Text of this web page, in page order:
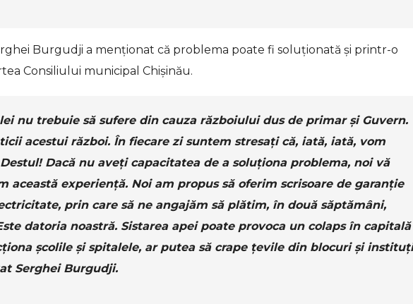
Burgudji a menționat că problema poate fi soluționată și printr-o
Consiliului municipal Chișinău.
nu trebuie să sufere din cauza războiului dus de primar și Guvern.
acestui război. În fiecare zi suntem stresați că, iată, iată, vom
Dacă nu aveți capacitatea de a soluționa problema, noi vă
această experiență. Noi am propus să oferim scrisoare de garanție
prin care să ne angajăm să plătim, în două săptămâni,
datoria noastră. Sistarea apei poate provoca un colaps în capitală
școlile și spitalele, ar putea să crape țevile din blocuri și
Serghei Burgudji.